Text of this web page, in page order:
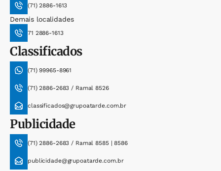
(71) 2886-1613
Demais localidades
71 2886-1613
Classificados
(71) 99965-8961
(71) 2886-2683 / Ramal 8526
classificados@grupoatarde.com.br
Publicidade
(71) 2886-2683 / Ramal 8585 | 8586
publicidade@grupoatarde.com.br